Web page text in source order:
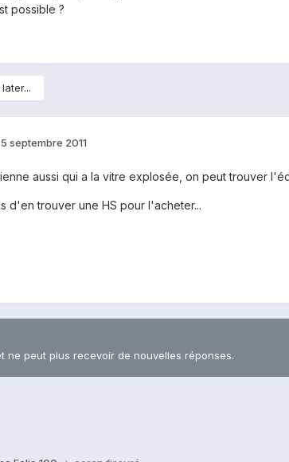
possible ?
5 septembre 2011
aussi qui a la vitre explosée, on peut trouver
d'en trouver une HS pour l'acheter...
ne peut plus recevoir de nouvelles réponses.